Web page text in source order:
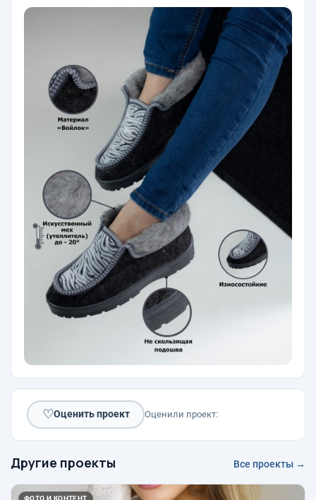
♡Оценить проект Оценили проект:
Другие проекты Все проекты →
ФОТО И КОНТЕНТ